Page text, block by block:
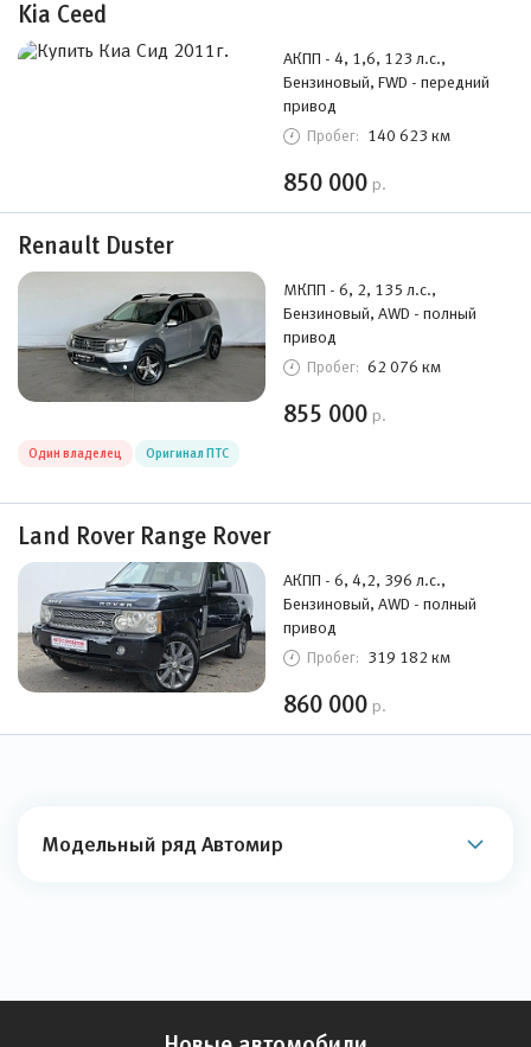
Kia Ceed
АКПП - 4, 1,6, 123 л.с.,
Бензиновый, FWD - передний
привод
Пробег: 140 623 км
850 000 р.
Renault Duster
МКПП - 6, 2, 135 л.с.,
Бензиновый, AWD - полный
привод
Пробег: 62 076 км
855 000 р.
Один владелец Оригинал ПТС
Land Rover Range Rover
АКПП - 6, 4,2, 396 л.с.,
Бензиновый, AWD - полный
привод
Пробег: 319 182 км
860 000 р.
Модельный ряд Автомир